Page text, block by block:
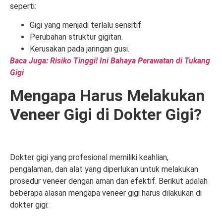
seperti:
Gigi yang menjadi terlalu sensitif.
Perubahan struktur gigitan.
Kerusakan pada jaringan gusi.
Baca Juga: Risiko Tinggi! Ini Bahaya Perawatan di Tukang
Gigi
Mengapa Harus Melakukan
Veneer Gigi di Dokter Gigi?
Dokter gigi yang profesional memiliki keahlian,
pengalaman, dan alat yang diperlukan untuk melakukan
prosedur veneer dengan aman dan efektif. Berikut adalah
beberapa alasan mengapa veneer gigi harus dilakukan di
dokter gigi: